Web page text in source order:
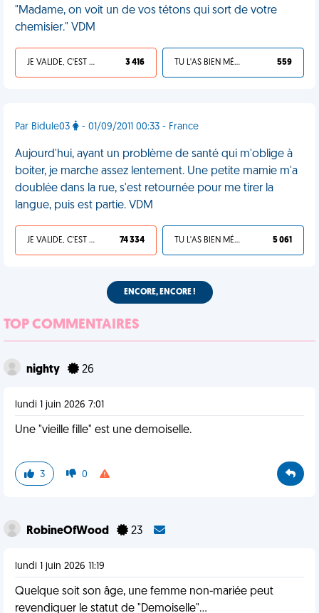
"Madame, on voit un de vos tétons qui sort de votre
chemisier." VDM
JE VALIDE, C'EST UNE VDM 3 416 TU L'AS BIEN MÉRITÉ 559
Par Bidule03 - 01/09/2011 00:33 - France
Aujourd'hui, ayant un problème de santé qui m'oblige à
boiter, je marche assez lentement. Une petite mamie m'a
doublée dans la rue, s'est retournée pour me tirer la
langue, puis est partie. VDM
JE VALIDE, C'EST UNE VDM 74 334 TU L'AS BIEN MÉRITÉ 5 061
ENCORE, ENCORE !
TOP COMMENTAIRES
nighty 26
lundi 1 juin 2026 7:01
Une "vieille fille" est une demoiselle.
3 0
RobineOfWood 23
lundi 1 juin 2026 11:19
Quelque soit son âge, une femme non-mariée peut
revendiquer le statut de "Demoiselle"...